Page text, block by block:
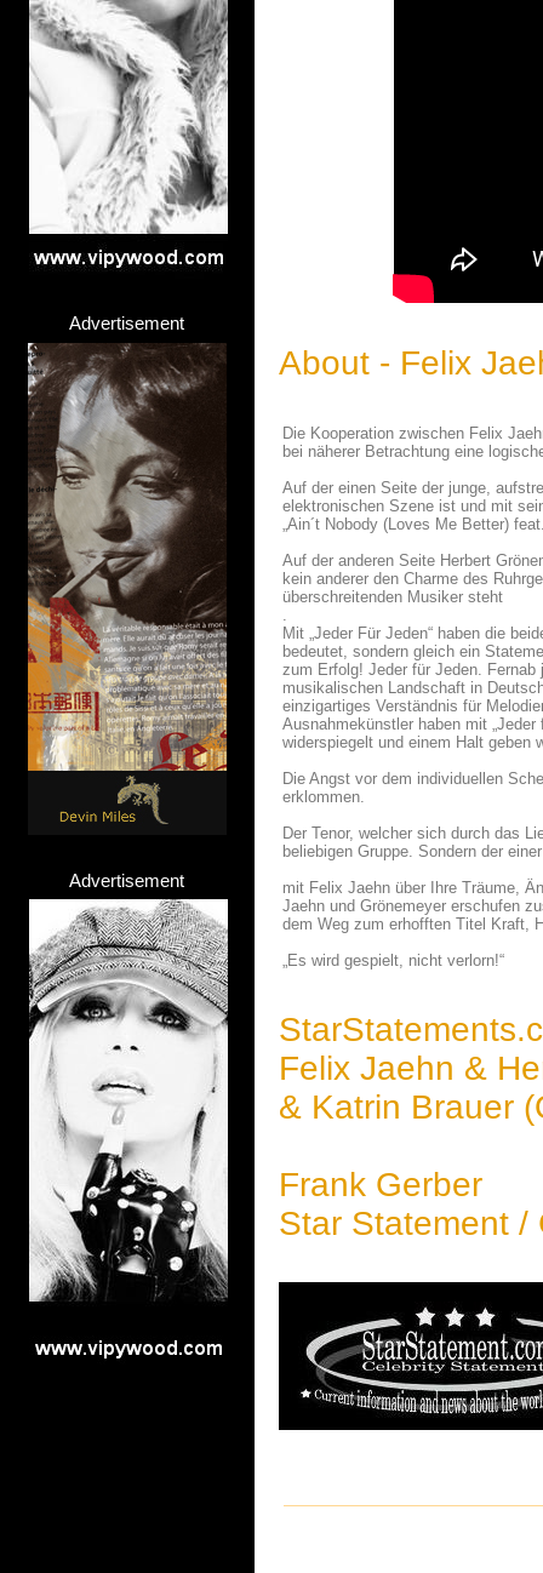
Advertisement
Advertisement
About - Felix
Die Kooperation zwischen Felix
bei näherer Betrachtung eine
Auf der einen Seite der junge,
elektronischen Szene ist und mit
„Ain´t Nobody (Loves Me Better)
Auf der anderen Seite Herbert
kein anderer den Charme des
überschreitenden Musiker steht
.
Mit „Jeder Für Jeden“ haben die
bedeutet, sondern gleich ein
zum Erfolg! Jeder für Jeden.
musikalischen Landschaft in
einzigartiges Verständnis für
Ausnahmekünstler haben mit
widerspiegelt und einem Halt geben
Die Angst vor dem individuellen
erklommen.
Der Tenor, welcher sich durch das
beliebigen Gruppe. Sondern der
mit Felix Jaehn über Ihre Träume,
Jaehn und Grönemeyer erschufen
dem Weg zum erhofften Titel Kraft,
„Es wird gespielt, nicht verlorn!“
Felix Jaehn &
& Katrin Brauer
Frank Gerber
Star Statement /